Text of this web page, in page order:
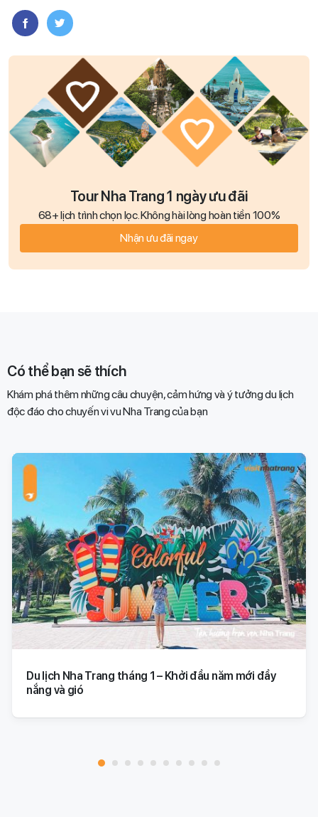
Tour Nha Trang 1 ngày ưu đãi
68+ lịch trình chọn lọc. Không hài lòng hoàn tiền 100%
Nhận ưu đãi ngay
Có thể bạn sẽ thích
Khám phá thêm những câu chuyện, cảm hứng và ý tưởng du lịch
độc đáo cho chuyến vi vu Nha Trang của bạn​
Du lịch Nha Trang tháng 1 – Khởi đầu năm mới đầy
nắng và gió